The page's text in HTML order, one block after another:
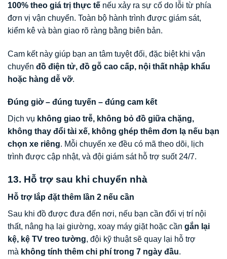
100% theo giá trị thực tế nếu xảy ra sự cố do lỗi từ phía
đơn vị vận chuyển. Toàn bộ hành trình được giám sát,
kiểm kê và bàn giao rõ ràng bằng biên bản.
Cam kết này giúp bạn an tâm tuyệt đối, đặc biệt khi vận
chuyển đồ điện tử, đồ gỗ cao cấp, nội thất nhập khẩu
hoặc hàng dễ vỡ.
Đúng giờ – đúng tuyến – đúng cam kết
Dịch vụ không giao trễ, không bỏ đồ giữa chặng,
không thay đổi tài xế, không ghép thêm đơn lạ nếu bạn
chọn xe riêng. Mỗi chuyến xe đều có mã theo dõi, lịch
trình được cập nhật, và đội giám sát hỗ trợ suốt 24/7.
13. Hỗ trợ sau khi chuyển nhà
Hỗ trợ lắp đặt thêm lần 2 nếu cần
Sau khi đồ được đưa đến nơi, nếu bạn cần đổi vị trí nội
thất, nâng hạ lại giường, xoay máy giặt hoặc cần gắn lại
kệ, kệ TV treo tường, đội kỹ thuật sẽ quay lại hỗ trợ
mà không tính thêm chi phí trong 7 ngày đầu.